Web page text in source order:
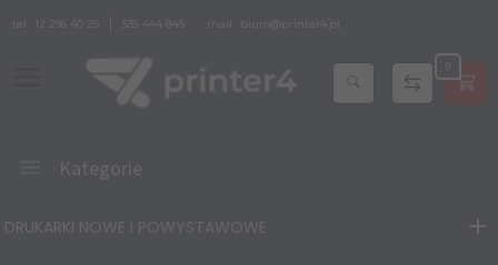
tel. 12 296 40 25 535 444 845 mail: biuro@printer4.pl
Kategorie
DRUKARKI NOWE I POWYSTAWOWE